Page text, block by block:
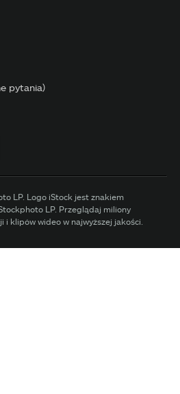
pytania)
LP. Logo iStock jest znakiem
LP. Przeglądaj miliony
i klipów wideo w najwyższej jakości.